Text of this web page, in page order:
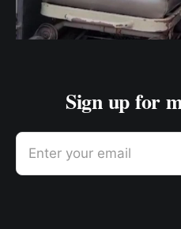
Sign up for
Enter your email